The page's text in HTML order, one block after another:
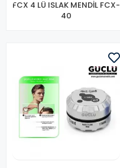
FCX 4 LÜ ISLAK MENDİL FCX-
40